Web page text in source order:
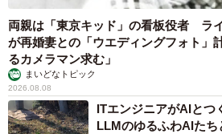
両親は「東京キッド」の看板役者 ラ
が再婚妻との「ウエディングフォト
るカメラマン求む」
まいどなトピック
2026.08.08
ITエンジニアがAIと
LLMのゆるふわAIたち